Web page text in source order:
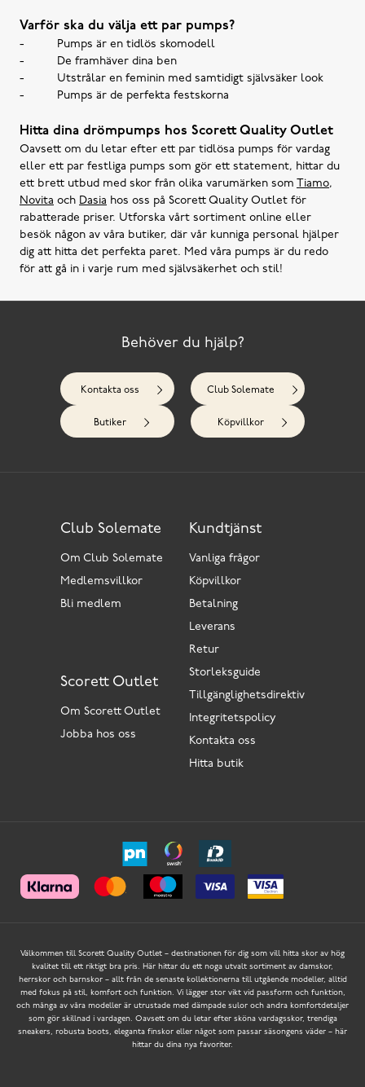
Varför ska du välja ett par pumps?
- Pumps är en tidlös skomodell
- De framhäver dina ben
- Utstrålar en feminin med samtidigt självsäker look
- Pumps är de perfekta festskorna
Hitta dina drömpumps hos Scorett Quality Outlet
Oavsett om du letar efter ett par tidlösa pumps för vardag
eller ett par festliga pumps som gör ett statement, hittar du
ett brett utbud med skor från olika varumärken som
Tiamo,
Novita och Dasia hos oss på Scorett Quality Outlet för
rabatterade priser. Utforska vårt sortiment online eller
besök någon av våra butiker, där vår kunniga personal hjälper
dig att hitta det perfekta paret. Med våra pumps är du redo
för att gå in i varje rum med självsäkerhet och stil!
Behöver du hjälp?
Kontakta oss Club Solemate
Butiker Köpvillkor
Kundtjänst
Vanliga frågor
Köpvillkor
Betalning
Leverans
Retur
Storleksguide
Tillgänglighetsdirektiv
Integritetspolicy
Kontakta oss
Hitta butik
Scorett Outlet
Om Scorett Outlet
Jobba hos oss
Club Solemate
Om Club Solemate
Medlemsvillkor
Bli medlem
Välkommen till Scorett Quality Outlet – destinationen för dig som vill hitta skor av hög
kvalitet till ett riktigt bra pris. Här hittar du ett noga utvalt sortiment av damskor,
herrskor och barnskor – allt från de senaste kollektionerna till utgående modeller, alltid
med fokus på stil, komfort och funktion. Vi lägger stor vikt vid passform och funktion,
och många av våra modeller är utrustade med dämpade sulor och andra komfortdetaljer
som gör skillnad i vardagen. Oavsett om du letar efter sköna vardagsskor, trendiga
sneakers, robusta boots, eleganta finskor eller något som passar säsongens väder – här
hittar du dina nya favoriter.